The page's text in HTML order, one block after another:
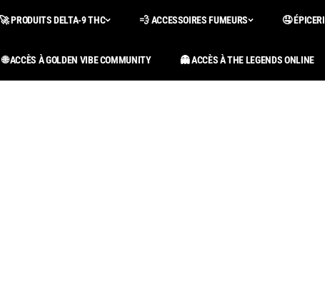
🚀 PRODUITS DELTA-9 THC 💨 ACCESSOIRES FUMEURS 🤤
🌐 ACCÈS À GOLDEN VIBE COMMUNITY 👻 ACCÈS À THE LEGENDS ONLINE